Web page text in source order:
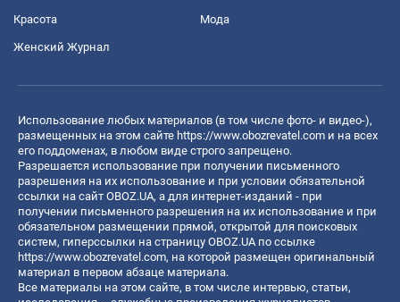
Красота Мода
Женский Журнал
Использование любых материалов (в том числе фото- и видео-),
размещенных на этом сайте https://www.obozrevatel.com и на всех
его поддоменах, в любом виде строго запрещено.
Разрешается использование при получении письменного
разрешения на их использование и при условии обязательной
ссылки на сайт OBOZ.UA, а для интернет-изданий - при
получении письменного разрешения на их использование и при
обязательном размещении прямой, открытой для поисковых
систем, гиперссылки на страницу OBOZ.UA по ссылке
https://www.obozrevatel.com, на которой размещен оригинальный
материал в первом абзаце материала.
Все материалы на этом сайте, в том числе интервью, статьи,